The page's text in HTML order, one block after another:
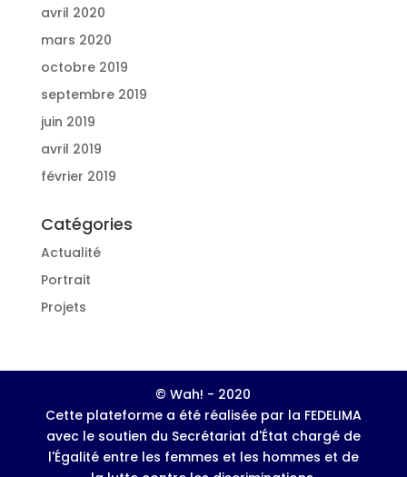
avril 2020
mars 2020
octobre 2019
septembre 2019
juin 2019
avril 2019
février 2019
Catégories
Actualité
Portrait
Projets
© Wah! - 2020
Cette plateforme a été réalisée par la FEDELIMA
avec le soutien du Secrétariat d'État chargé de
l'Égalité entre les femmes et les hommes et de